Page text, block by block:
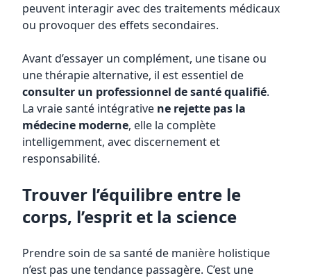
peuvent interagir avec des traitements médicaux
ou provoquer des effets secondaires.
Avant d’essayer un complément, une tisane ou
une thérapie alternative, il est essentiel de
consulter un professionnel de santé qualifié.
La vraie santé intégrative ne rejette pas la
médecine moderne, elle la complète
intelligemment, avec discernement et
responsabilité.
Trouver l’équilibre entre le
corps, l’esprit et la science
Prendre soin de sa santé de manière holistique
n’est pas une tendance passagère. C’est une